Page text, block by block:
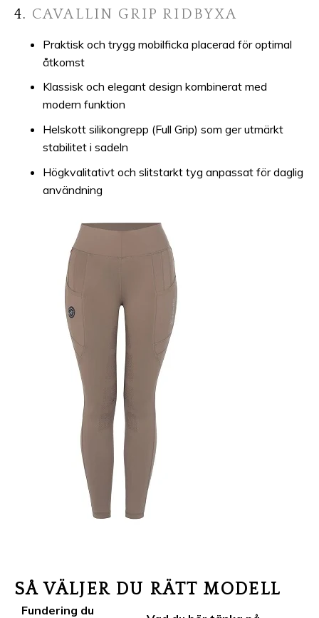
4. CAVALLIN GRIP RIDBYXA
Praktisk och trygg mobilficka placerad för optimal
åtkomst
Klassisk och elegant design kombinerat med
modern funktion
Helskott silikongrepp (Full Grip) som ger utmärkt
stabilitet i sadeln
Högkvalitativt och slitstarkt tyg anpassat för daglig
användning
SÅ VÄLJER DU RÄTT MODELL
Fundering du